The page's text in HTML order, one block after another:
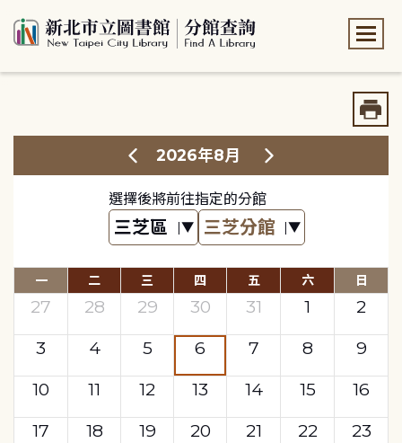
2026年8月
選擇後將前往指定的分館
一 二 三 四 五 六 日
27 28 29 30 31 1
2
3
4 5 6 7 8
9
10
11 12 13 14 15
16
17
18 19 20 21 22
23